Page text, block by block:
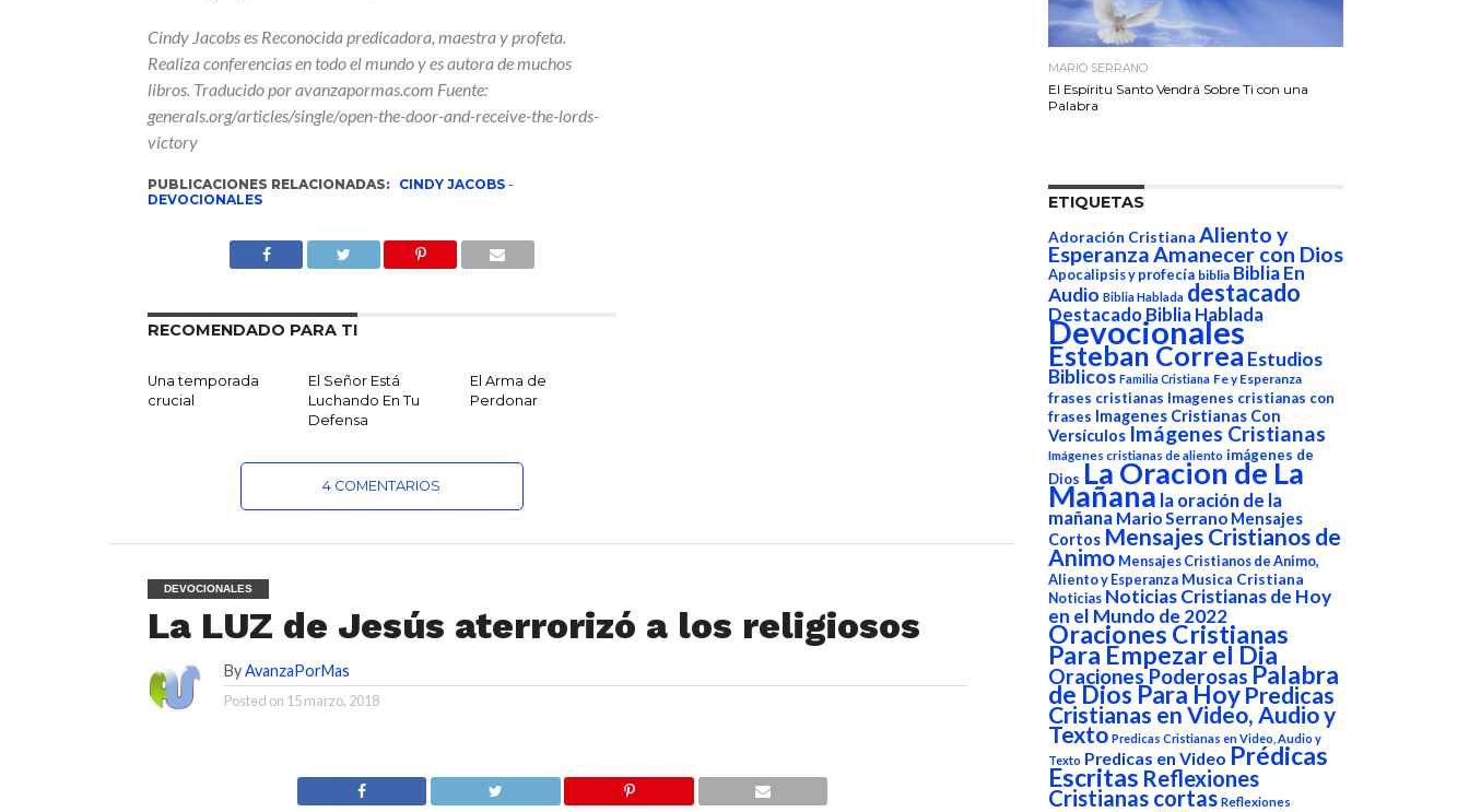
Cindy Jacobs es Reconocida predicadora, maestra y profeta.
Realiza conferencias en todo el mundo y es autora de muchos
libros. Traducido por avanzapormas.com Fuente:
generals.org/articles/single/open-the-door-and-receive-the-lords-
victory
PUBLICACIONES RELACIONADAS: CINDY JACOBS-
DEVOCIONALES
RECOMENDADO PARA TI
Una temporada
crucial
El Señor Está
Luchando En Tu
Defensa
El Arma de
Perdonar
4 COMENTARIOS
DEVOCIONALES
La LUZ de Jesús aterrorizó a los religiosos
ByAvanzaPorMas
Posted on 15 marzo, 2018
MARIO SERRANO
El Espíritu Santo Vendrá Sobre Ti con una
Palabra
ETIQUETAS
Adoración Cristiana Aliento y
EsperanzaAmanecer con Dios
Apocalipsis y profecía biblia Biblia En
Audio Biblia Hablada destacado
Destacado Biblia Hablada
Devocionales
Esteban Correa Estudios
Biblicos Familia Cristiana Fe y Esperanza
frases cristianas Imagenes cristianas con
frases Imagenes Cristianas Con
Versículos Imágenes Cristianas
Imágenes cristianas de aliento imágenes de
Dios La Oracion de La
Mañana la oración de la
mañana Mario Serrano Mensajes
Cortos Mensajes Cristianos de
Animo Mensajes Cristianos de Animo,
Aliento y Esperanza Musica Cristiana
Noticias Noticias Cristianas de Hoy
en el Mundo de 2022
Oraciones Cristianas
Para Empezar el Dia
Oraciones Poderosas Palabra
de Dios Para HoyPredicas
Cristianas en Video, Audio y
Texto Predicas Cristianas en Video, Audio y
Texto Predicas en Video Prédicas
Escritas Reflexiones
Cristianas cortas Reflexiones